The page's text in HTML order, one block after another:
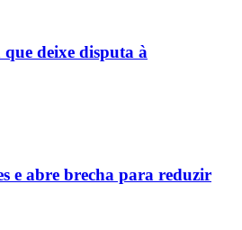
deixe disputa à
e abre brecha para reduzir